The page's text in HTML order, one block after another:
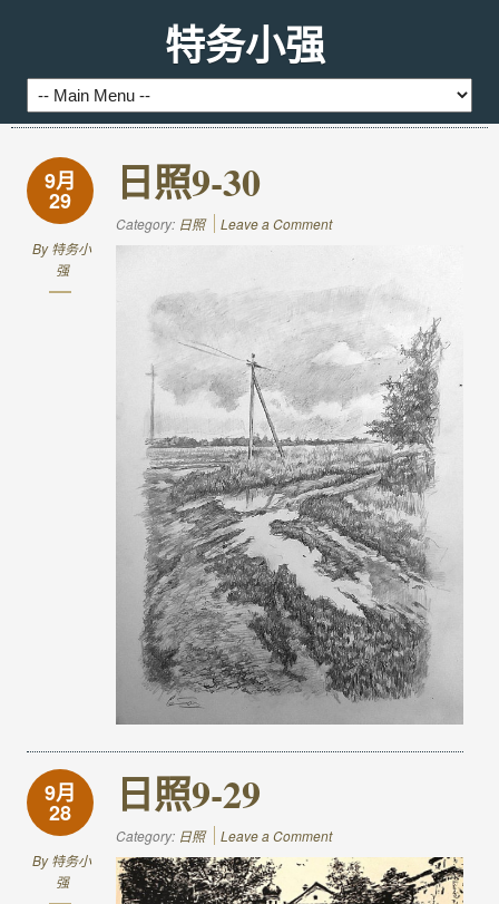
特务小强
9月
29
By特务小
强
日照9-30
Category: 日照 Leave a Comment
9月
28
By特务小
强
日照9-29
Category: 日照 Leave a Comment